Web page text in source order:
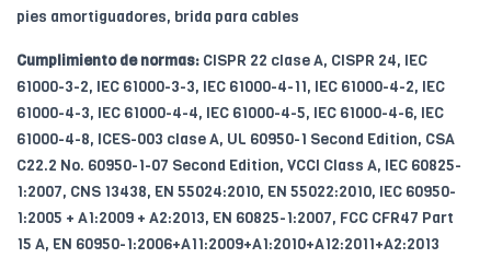
pies amortiguadores, brida para cables
Cumplimiento de normas: CISPR 22 clase A, CISPR 24, IEC
61000-3-2, IEC 61000-3-3, IEC 61000-4-11, IEC 61000-4-2, IEC
61000-4-3, IEC 61000-4-4, IEC 61000-4-5, IEC 61000-4-6, IEC
61000-4-8, ICES-003 clase A, UL 60950-1 Second Edition, CSA
C22.2 No. 60950-1-07 Second Edition, VCCI Class A, IEC 60825-
1:2007, CNS 13438, EN 55024:2010, EN 55022:2010, IEC 60950-
1:2005 + A1:2009 + A2:2013, EN 60825-1:2007, FCC CFR47 Part
15 A, EN 60950-1:2006+A11:2009+A1:2010+A12:2011+A2:2013